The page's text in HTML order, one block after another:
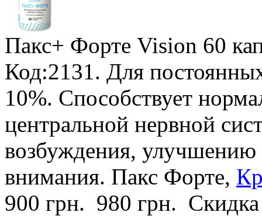
Пакс+ Форте Vision 60
Код:2131. Для
10%. Способствует
центральной нервной
возбуждения, улучшению
внимания. Пакс Форте,
900 грн. 980 грн.